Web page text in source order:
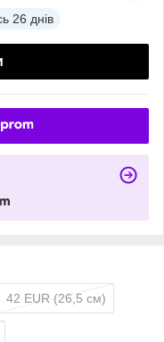
26 днів
42 EUR (26,5 см)